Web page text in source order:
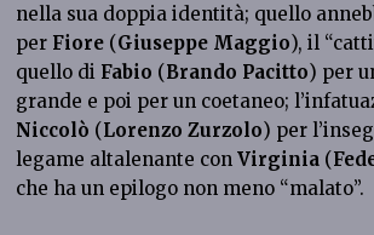
nella sua doppia identità; quello
per Fiore (Giuseppe Maggio), il
quello di Fabio (Brando Pacitto) per
grande e poi per un coetaneo;
Niccolò (Lorenzo Zurzolo) per
legame altalenante conVirginia (
che ha un epilogo non meno “malato”.